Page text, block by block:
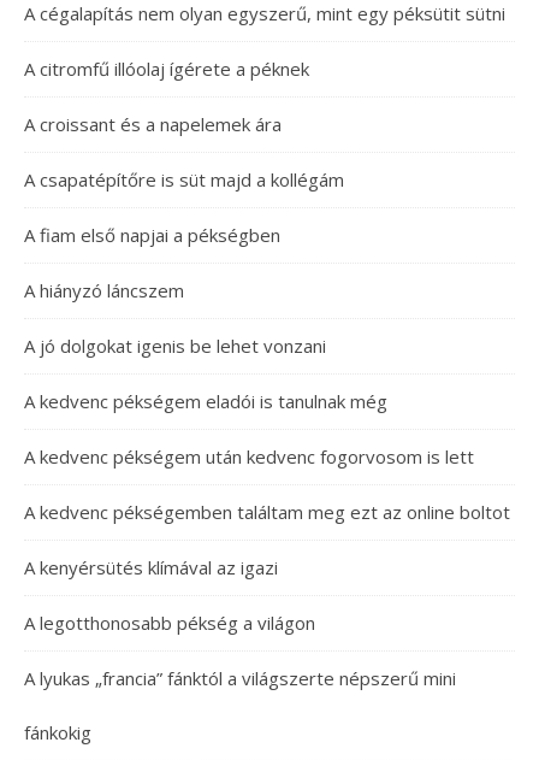
A cégalapítás nem olyan egyszerű, mint egy péksütit sütni
A citromfű illóolaj ígérete a péknek
A croissant és a napelemek ára
A csapatépítőre is süt majd a kollégám
A fiam első napjai a pékségben
A hiányzó láncszem
A jó dolgokat igenis be lehet vonzani
A kedvenc pékségem eladói is tanulnak még
A kedvenc pékségem után kedvenc fogorvosom is lett
A kedvenc pékségemben találtam meg ezt az online boltot
A kenyérsütés klímával az igazi
A legotthonosabb pékség a világon
A lyukas „francia” fánktól a világszerte népszerű mini
fánkokig